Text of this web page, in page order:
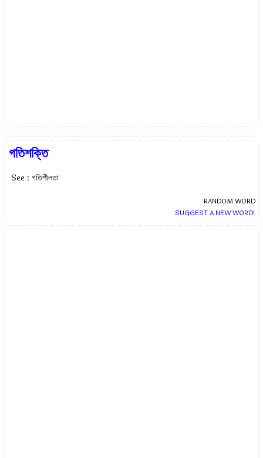
গতিশক্তি
See : গতিশীলতা
RANDOM WORD
SUGGEST A NEW WORD!